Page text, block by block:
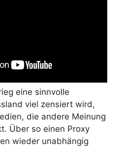
eine sinnvolle
viel zensiert wird,
die andere Meinung
Über so einen Proxy
wieder unabhängig